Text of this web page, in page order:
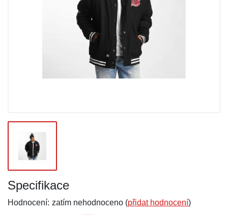
Specifikace
Hodnocení: zatím nehodnoceno (přidat hodnocení)